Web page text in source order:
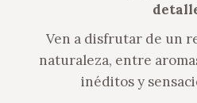
Ven a disfrutar de un
naturaleza, entre
inéditos y